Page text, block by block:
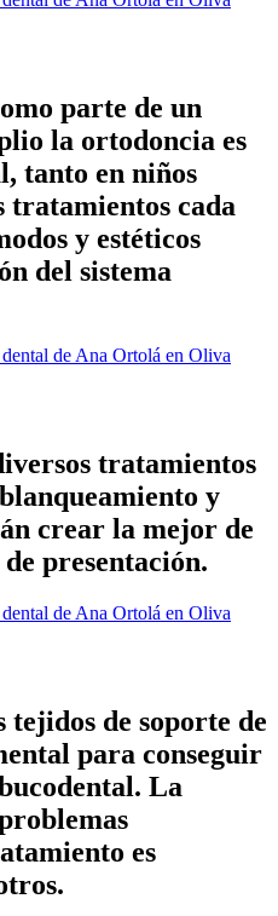
parte de un
la ortodoncia es
tanto en niños
tratamientos cada
y estéticos
del sistema
tratamientos
y
crear la mejor de
presentación.
de soporte de
para conseguir
La
es